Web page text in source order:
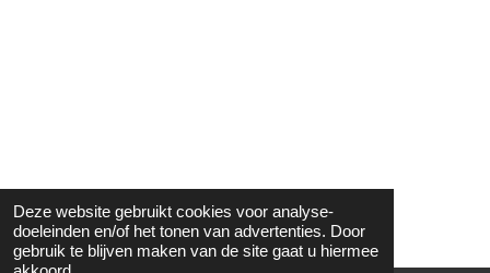
Deze website gebruikt cookies voor analyse-
doeleinden en/of het tonen van advertenties. Door
gebruik te blijven maken van de site gaat u hiermee